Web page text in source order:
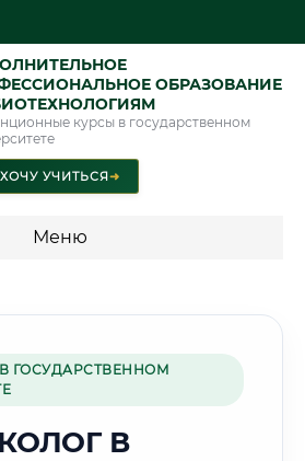
ОБРАЗОВАНИЕ
курсы в государственном
ХОЧУ УЧИТЬСЯ➜
Меню
🏭
ГОСУДАРСТВЕННОМ
В